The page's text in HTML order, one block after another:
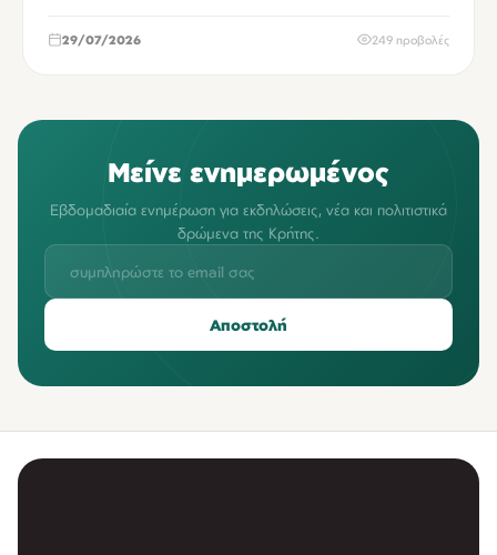
29/07/2026 249 προβολές
Μείνε ενημερωμένος
Εβδομαδιαία ενημέρωση για εκδηλώσεις, νέα και πολιτιστικά
δρώμενα της Κρήτης.
Αποστολή